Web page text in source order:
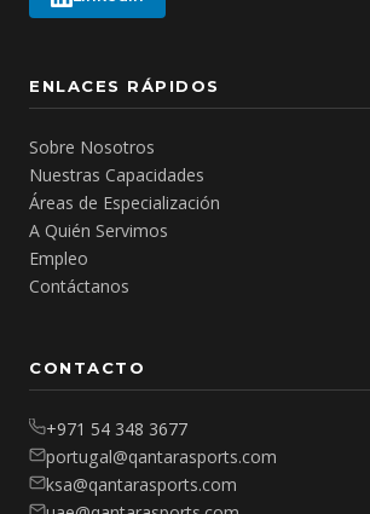
ENLACES RÁPIDOS
Sobre Nosotros
Nuestras Capacidades
Áreas de Especialización
A Quién Servimos
Empleo
Contáctanos
CONTACTO
+971 54 348 3677
portugal@qantarasports.com
ksa@qantarasports.com